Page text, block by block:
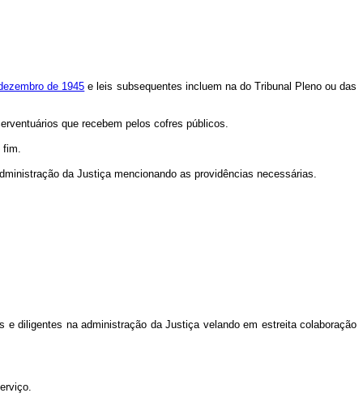
de 1945 e leis subsequentes incluem na do Tribunal Pleno ou das
que recebem pelos cofres públicos.
fim.
da Justiça mencionando as providências necessárias.
e diligentes na administração da Justiça velando em estreita colaboração